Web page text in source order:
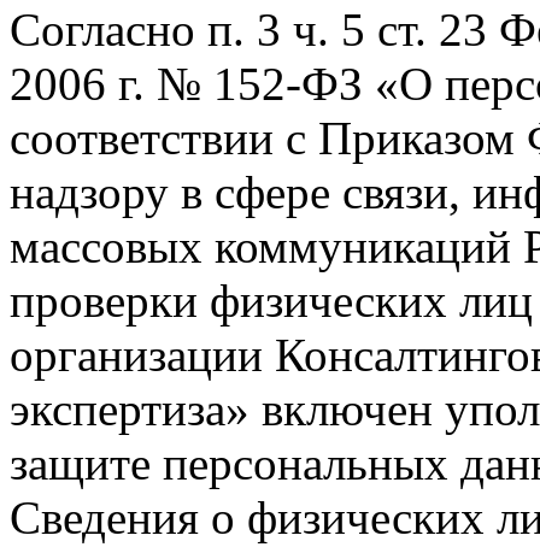
Согласно п. 3 ч. 5 ст. 23
2006 г. № 152-ФЗ «О
соответствии с
надзору в сфере связи,
массовых коммуникаций
проверки физических
организации
экспертиза» включен
защите персональных
Сведения о физических